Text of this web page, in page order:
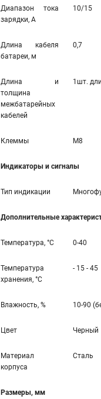
Диапазон тока
зарядки, А
10/15
Длина кабеля
батареи, м
0,7
Длина и
толщина
межбатарейных
кабелей
1шт.
Клеммы M8
Индикаторы и сигналы
Тип индикации
Дополнительные
Температура, °С 0-40
Температура
хранения, °С
- 15 - 45
Влажность, % 10-90
Цвет Черный
Материал
корпуса
Сталь
Размеры, мм